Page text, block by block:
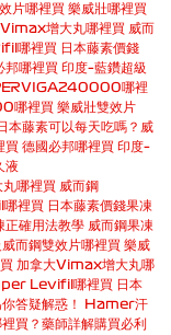
片哪裡買 樂威壯哪裡買
增大丸哪裡買 威而
哪裡買 日本藤素價錢
邦哪裡買 印度–藍鑽超級
哪裡
哪裡買 樂威壯雙效片
本藤素可以每天吃嗎？ 威
買 德國必邦哪裡買 印度–
液
哪裡買 威而鋼
裡買 日本藤素價錢果凍
正確用法教學 威而鋼果凍
而鋼雙效片哪裡買 樂威
加拿大Vimax增大丸哪
Levifil哪裡買 日本
答疑解惑！
Hamer汗
買？藥師詳解購買必利